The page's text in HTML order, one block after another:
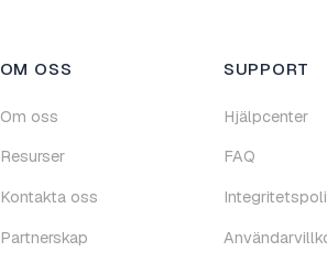
OM OSS
Om oss
Resurser
Kontakta oss
Partnerskap
SUPPORT
Hjälpcenter
FAQ